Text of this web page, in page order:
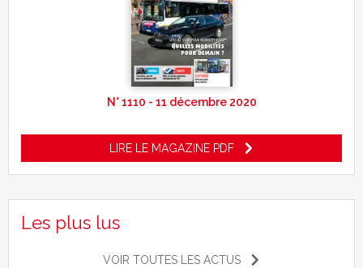
N° 1110 - 11 décembre 2020
LIRE LE MAGAZINE PDF
Les plus lus
VOIR TOUTES LES ACTUS